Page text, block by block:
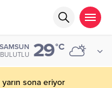
SAMSUN 29°C
sona eriyor